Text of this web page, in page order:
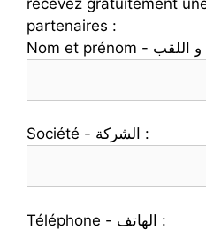
partenaires :
Société - الشركة :
Téléphone - الهاتف :